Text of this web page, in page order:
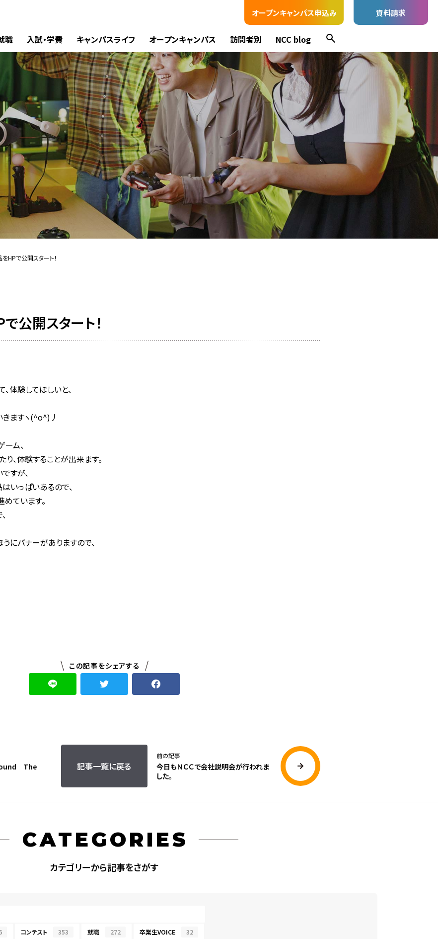
オープンキャンパス申込み 資料請求
職 入試・学費 キャンパスライフ オープンキャンパス 訪問者別 NCC blog
HPで公開スタート！
公開スタート！
体験してほしいと、
きますヽ(^o^)丿
ム、
、体験することが出来ます。
すが、
いっぱいあるので、
ています。
にバナーがありますので、
この記事をシェアする
The
記事一覧に戻る
前の記事
今日もＮＣＣで会社説明会が行われま
した。
CATEGORIES
カテゴリーから記事をさがす
コンテスト 353 就職 272 卒業生VOICE 32